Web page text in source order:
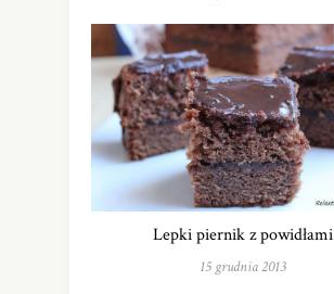
Lepki piernik z powidłami
15 grudnia 2013